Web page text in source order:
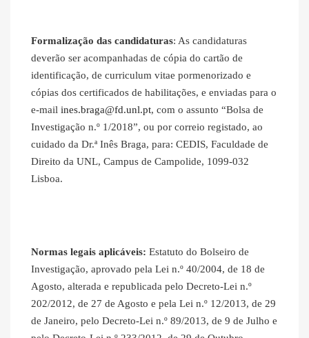
Formalização das candidaturas: As candidaturas
deverão ser acompanhadas de cópia do cartão de
identificação, de curriculum vitae pormenorizado e
cópias dos certificados de habilitações, e enviadas para o
e‐mail ines.braga@fd.unl.pt, com o assunto “Bolsa de
Investigação n.º 1/2018”, ou por correio registado, ao
cuidado da Dr.ª Inês Braga, para: CEDIS, Faculdade de
Direito da UNL, Campus de Campolide, 1099-032
Lisboa.
Normas legais aplicáveis: Estatuto do Bolseiro de
Investigação, aprovado pela Lei n.º 40/2004, de 18 de
Agosto, alterada e republicada pelo Decreto-Lei n.º
202/2012, de 27 de Agosto e pela Lei n.º 12/2013, de 29
de Janeiro, pelo Decreto-Lei n.º 89/2013, de 9 de Julho e